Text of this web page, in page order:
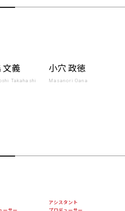
文義
Takahashi
小穴 政徳
Masanori Oana
アシスタント